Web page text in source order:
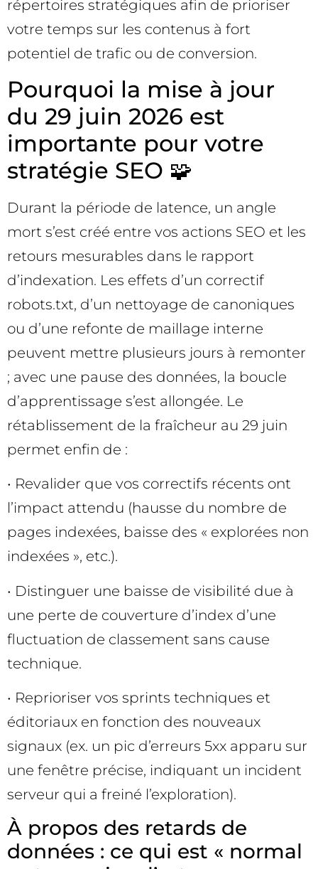
répertoires stratégiques afin de prioriser
votre temps sur les contenus à fort
potentiel de trafic ou de conversion.
Pourquoi la mise à jour
du 29 juin 2026 est
importante pour votre
stratégie SEO 🧩
Durant la période de latence, un angle
mort s’est créé entre vos actions SEO et les
retours mesurables dans le rapport
d’indexation. Les effets d’un correctif
robots.txt, d’un nettoyage de canoniques
ou d’une refonte de maillage interne
peuvent mettre plusieurs jours à remonter
; avec une pause des données, la boucle
d’apprentissage s’est allongée. Le
rétablissement de la fraîcheur au 29 juin
permet enfin de :
• Revalider que vos correctifs récents ont
l’impact attendu (hausse du nombre de
pages indexées, baisse des « explorées non
indexées », etc.).
• Distinguer une baisse de visibilité due à
une perte de couverture d’index d’une
fluctuation de classement sans cause
technique.
• Reprioriser vos sprints techniques et
éditoriaux en fonction des nouveaux
signaux (ex. un pic d’erreurs 5xx apparu sur
une fenêtre précise, indiquant un incident
serveur qui a freiné l’exploration).
À propos des retards de
données : ce qui est « normal